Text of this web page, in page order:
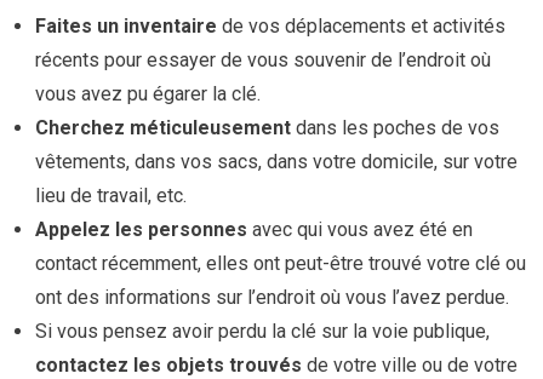
Faites un inventaire de vos déplacements et activités
récents pour essayer de vous souvenir de l’endroit où
vous avez pu égarer la clé.
Cherchez méticuleusementdans les poches de vos
vêtements, dans vos sacs, dans votre domicile, sur votre
lieu de travail, etc.
Appelez les personnes avec qui vous avez été en
contact récemment, elles ont peut-être trouvé votre clé ou
ont des informations sur l’endroit où vous l’avez perdue.
Si vous pensez avoir perdu la clé sur la voie publique,
contactez les objets trouvés de votre ville ou de votre